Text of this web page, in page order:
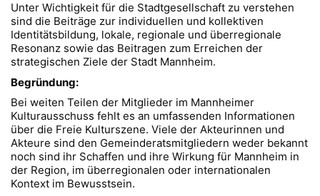
Unter Wichtigkeit für die Stadtgesellschaft zu verstehen
sind die Beiträge zur individuellen und kollektiven
Identitätsbildung, lokale, regionale und überregionale
Resonanz sowie das Beitragen zum Erreichen der
strategischen Ziele der Stadt Mannheim.
Begründung:
Bei weiten Teilen der Mitglieder im Mannheimer
Kulturausschuss fehlt es an umfassenden Informationen
über die Freie Kulturszene. Viele der Akteurinnen und
Akteure sind den Gemeinderatsmitgliedern weder bekannt
noch sind ihr Schaffen und ihre Wirkung für Mannheim in
der Region, im überregionalen oder internationalen
Kontext im Bewusstsein.